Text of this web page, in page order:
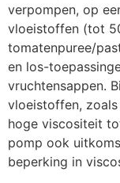
verpompen, op
vloeistoffen (tot
tomatenpuree/
en los-
vruchtensappen.
vloeistoffen,
hoge viscositeit
pomp ook
beperking in